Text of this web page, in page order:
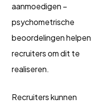
aanmoedigen –
psychometrische
beoordelingen helpen
recruiters om dit te
realiseren.
Recruiters kunnen